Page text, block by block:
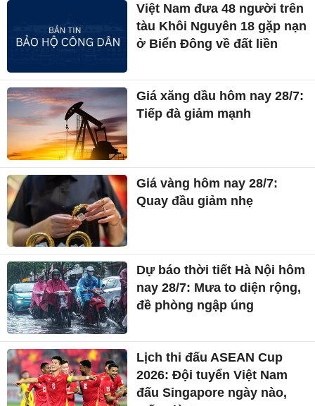
Việt Nam đưa 48 người trên
tàu Khôi Nguyên 18 gặp nạn
ở Biển Đông về đất liền
Giá xăng dầu hôm nay 28/7:
Tiếp đà giảm mạnh
Giá vàng hôm nay 28/7:
Quay đầu giảm nhẹ
Dự báo thời tiết Hà Nội hôm
nay 28/7: Mưa to diện rộng,
đề phòng ngập úng
Lịch thi đấu ASEAN Cup
2026: Đội tuyển Việt Nam
đấu Singapore ngày nào,